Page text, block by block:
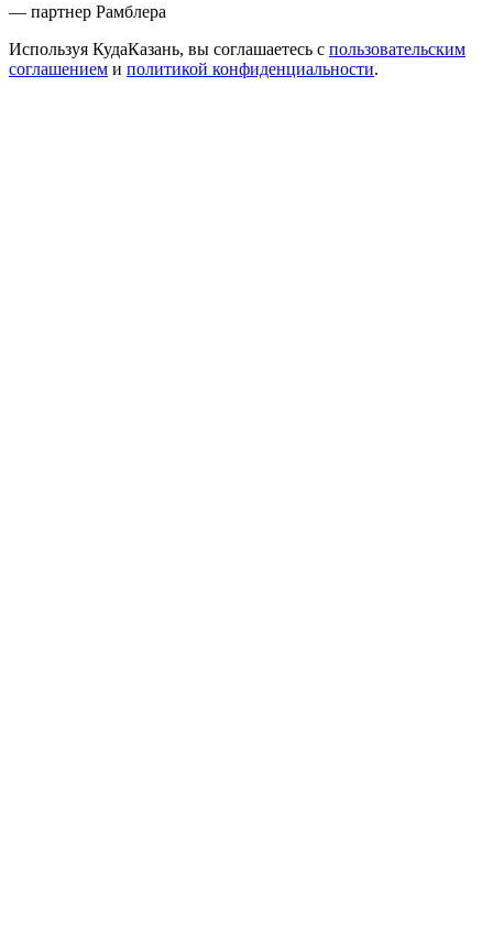
— партнер Рамблера
Используя КудаКазань, вы соглашаетесь с пользовательским
соглашением и политикой конфиденциальности.